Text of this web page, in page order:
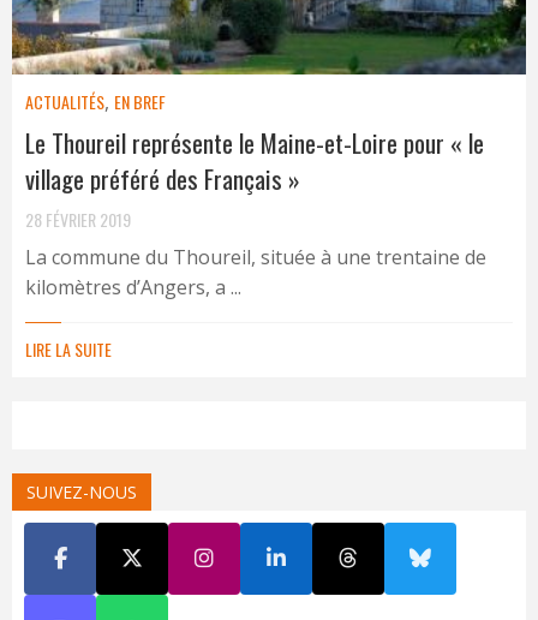
ACTUALITÉS, EN BREF
Le Thoureil représente le Maine-et-Loire pour « le
village préféré des Français »
28 FÉVRIER 2019
La commune du Thoureil, située à une trentaine de
kilomètres d’Angers, a ...
LIRE LA SUITE
SUIVEZ-NOUS